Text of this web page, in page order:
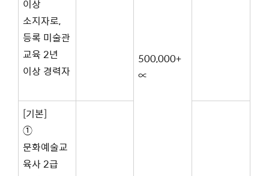
이상
소지자로,
등록 미술관
교육 2년
이상 경력자
500,000+
∝
[기본]
①
문화예술교
육사 2급